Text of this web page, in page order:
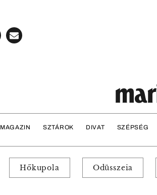
MAGAZIN SZTÁROK DIVAT SZÉPSÉG
Hőkupola Odüsszeia